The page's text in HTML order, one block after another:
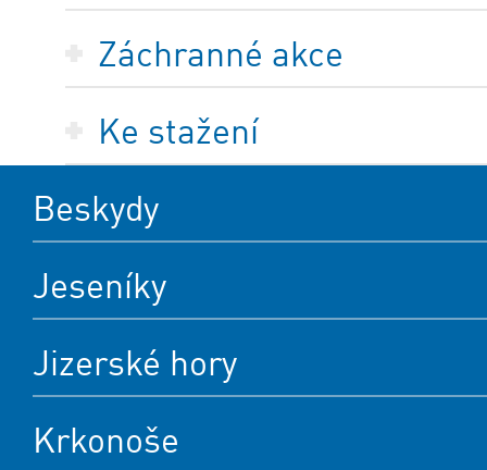
Záchranné akce
Ke stažení
Beskydy
Jeseníky
Jizerské hory
Krkonoše